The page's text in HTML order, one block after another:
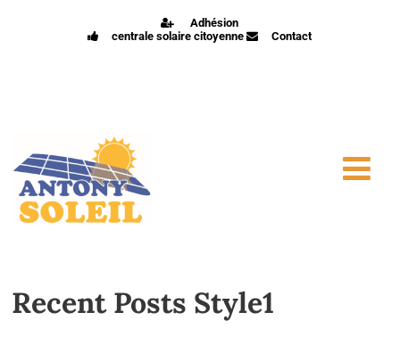
Adhésion
centrale solaire citoyenne
Contact
Recent Posts Style1